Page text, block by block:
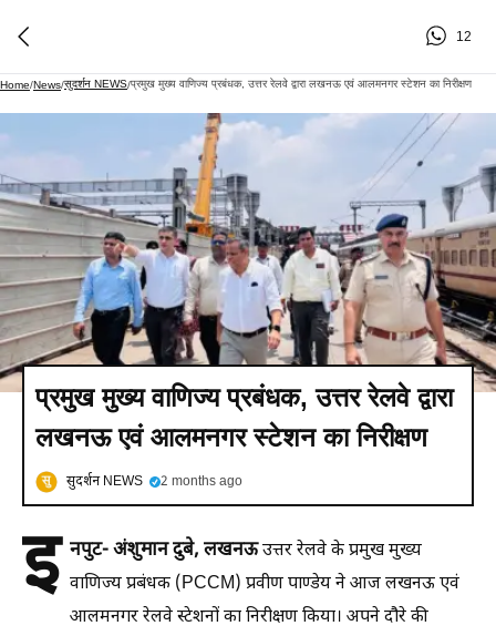
12
Home/News/सुदर्शन NEWS/प्रमुख मुख्य वाणिज्य प्रबंधक, उत्तर रेलवे द्वारा लखनऊ एवं आलमनगर स्टेशन का निरीक्षण
प्रमुख मुख्य वाणिज्य प्रबंधक, उत्तर रेलवे द्वारा
लखनऊ एवं आलमनगर स्टेशन का निरीक्षण
सुदर्शन NEWS 2 months ago
इ नपुट- अंशुमान दुबे, लखनऊउत्तर रेलवे के प्रमुख मुख्य
वाणिज्य प्रबंधक (PCCM) प्रवीण पाण्डेय ने आज लखनऊ एवं
आलमनगर रेलवे स्टेशनों का निरीक्षण किया। अपने दौरे की